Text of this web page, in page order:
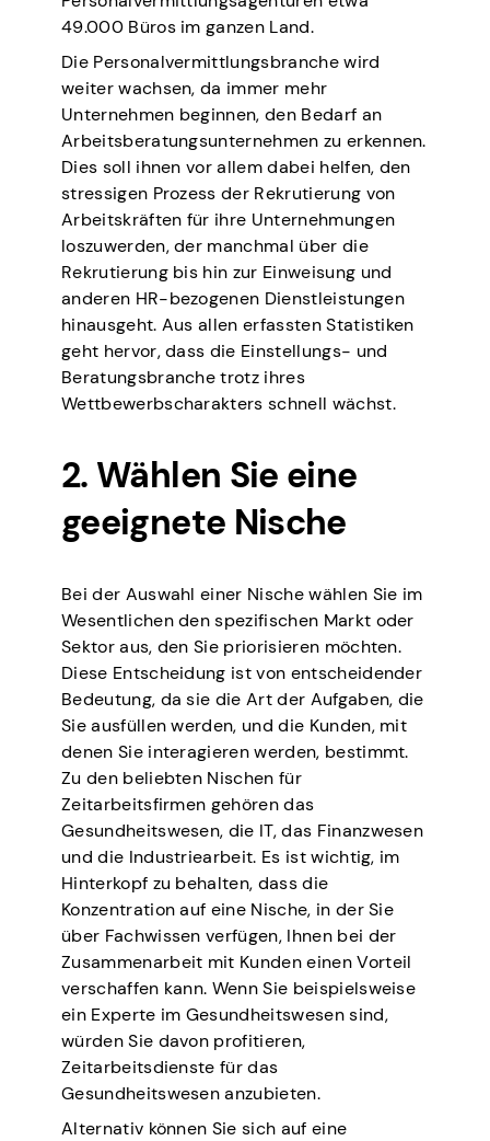
49.000 Büros im ganzen Land.
Die Personalvermittlungsbranche wird
weiter wachsen, da immer mehr
Unternehmen beginnen, den Bedarf an
Arbeitsberatungsunternehmen zu erkennen.
Dies soll ihnen vor allem dabei helfen, den
stressigen Prozess der Rekrutierung von
Arbeitskräften für ihre Unternehmungen
loszuwerden, der manchmal über die
Rekrutierung bis hin zur Einweisung und
anderen HR-bezogenen Dienstleistungen
hinausgeht. Aus allen erfassten Statistiken
geht hervor, dass die Einstellungs- und
Beratungsbranche trotz ihres
Wettbewerbscharakters schnell wächst.
2. Wählen Sie eine
geeignete Nische
Bei der Auswahl einer Nische wählen Sie im
Wesentlichen den spezifischen Markt oder
Sektor aus, den Sie priorisieren möchten.
Diese Entscheidung ist von entscheidender
Bedeutung, da sie die Art der Aufgaben, die
Sie ausfüllen werden, und die Kunden, mit
denen Sie interagieren werden, bestimmt.
Zu den beliebten Nischen für
Zeitarbeitsfirmen gehören das
Gesundheitswesen, die IT, das Finanzwesen
und die Industriearbeit. Es ist wichtig, im
Hinterkopf zu behalten, dass die
Konzentration auf eine Nische, in der Sie
über Fachwissen verfügen, Ihnen bei der
Zusammenarbeit mit Kunden einen Vorteil
verschaffen kann. Wenn Sie beispielsweise
ein Experte im Gesundheitswesen sind,
würden Sie davon profitieren,
Zeitarbeitsdienste für das
Gesundheitswesen anzubieten.
Alternativ können Sie sich auf eine